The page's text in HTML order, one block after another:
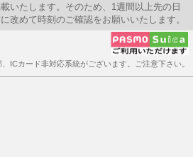
いたします。そのため、1週間以上先の日
改めて時刻のご確認をお願いいたします。
ICカード非対応系統がございます。ご注意下さい。